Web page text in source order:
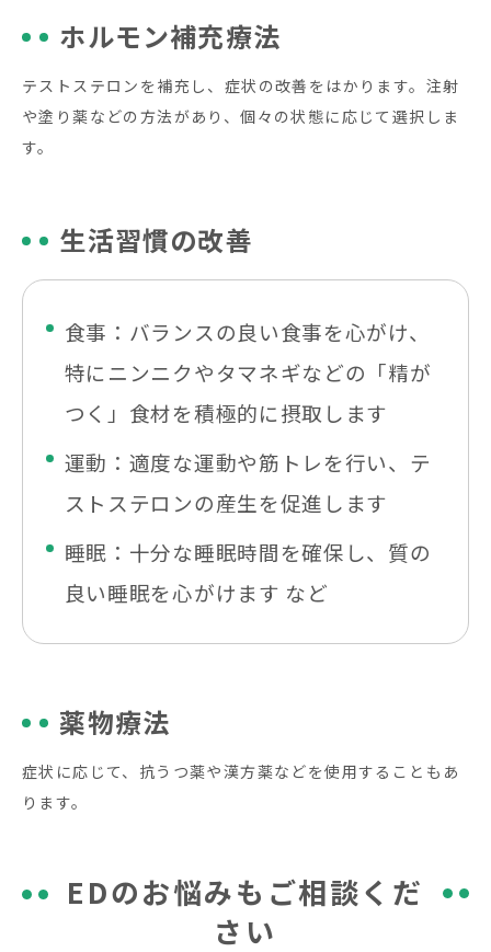
ホルモン補充療法
テストステロンを補充し、症状の改善をはかります。注射
や塗り薬などの方法があり、個々の状態に応じて選択しま
す。
生活習慣の改善
食事：バランスの良い食事を心がけ、
特にニンニクやタマネギなどの「精が
つく」食材を積極的に摂取します
運動：適度な運動や筋トレを行い、テ
ストステロンの産生を促進します
睡眠：十分な睡眠時間を確保し、質の
良い睡眠を心がけます など
薬物療法
症状に応じて、抗うつ薬や漢方薬などを使用することもあ
ります。
EDのお悩みもご相談くだ
さい